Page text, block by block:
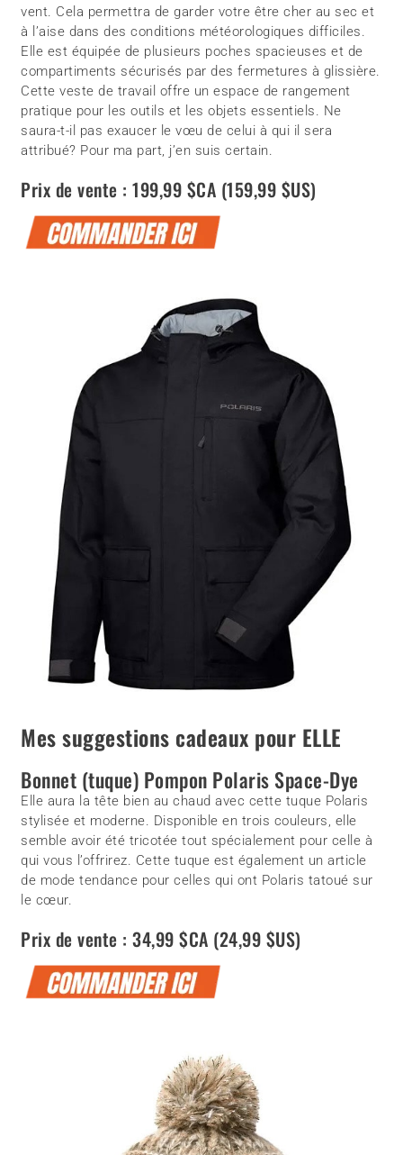
vent. Cela permettra de garder votre être cher au sec et
à l’aise dans des conditions météorologiques difficiles.
Elle est équipée de plusieurs poches spacieuses et de
compartiments sécurisés par des fermetures à glissière.
Cette veste de travail offre un espace de rangement
pratique pour les outils et les objets essentiels. Ne
saura-t-il pas exaucer le vœu de celui à qui il sera
attribué? Pour ma part, j’en suis certain.
Prix de vente : 199,99 $CA (159,99 $US)
Mes suggestions cadeaux pour ELLE
Bonnet (tuque) Pompon Polaris Space-Dye
Elle aura la tête bien au chaud avec cette tuque Polaris
stylisée et moderne. Disponible en trois couleurs, elle
semble avoir été tricotée tout spécialement pour celle à
qui vous l’offrirez. Cette tuque est également un article
de mode tendance pour celles qui ont Polaris tatoué sur
le cœur.
Prix de vente : 34,99 $CA (24,99 $US)